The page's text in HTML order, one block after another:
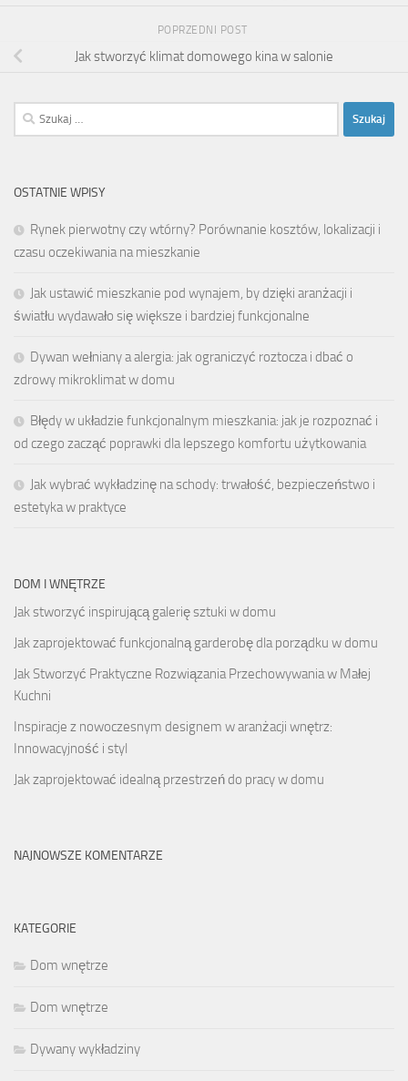
POPRZEDNI POST
Jak stworzyć klimat domowego kina w salonie
Szukaj:
OSTATNIE WPISY
Rynek pierwotny czy wtórny? Porównanie kosztów, lokalizacji i
czasu oczekiwania na mieszkanie
Jak ustawić mieszkanie pod wynajem, by dzięki aranżacji i
światłu wydawało się większe i bardziej funkcjonalne
Dywan wełniany a alergia: jak ograniczyć roztocza i dbać o
zdrowy mikroklimat w domu
Błędy w układzie funkcjonalnym mieszkania: jak je rozpoznać i
od czego zacząć poprawki dla lepszego komfortu użytkowania
Jak wybrać wykładzinę na schody: trwałość, bezpieczeństwo i
estetyka w praktyce
DOM I WNĘTRZE
Jak stworzyć inspirującą galerię sztuki w domu
Jak zaprojektować funkcjonalną garderobę dla porządku w domu
Jak Stworzyć Praktyczne Rozwiązania Przechowywania w Małej
Kuchni
Inspiracje z nowoczesnym designem w aranżacji wnętrz:
Innowacyjność i styl
Jak zaprojektować idealną przestrzeń do pracy w domu
NAJNOWSZE KOMENTARZE
KATEGORIE
Dom wnętrze
Dom wnętrze
Dywany wykładziny